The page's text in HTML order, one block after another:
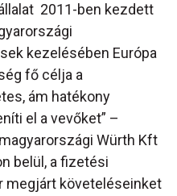
2011-ben kezdett
kezelésében Európa
fő célja a
ám hatékony
el a vevőket” –
Würth Kft
belül, a fizetési
megjárt követeléseinket